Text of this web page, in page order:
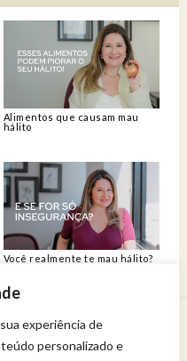
experiência de
personalizado e
Alimentos que causam mau
hálito
Você realmente te mau hálito?
de bem-estar.
qualificada.